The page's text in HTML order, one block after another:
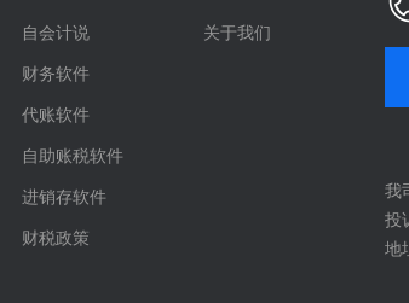
自会计说
财务软件
代账软件
自助账税软件
进销存软件
财税政策
关于我们
我
投
地